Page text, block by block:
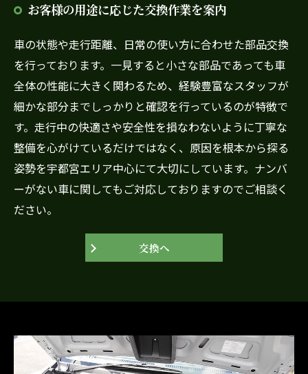
お客様の用途に応じた交換作業を案内
車の状態や走行距離、日常の使い方に合わせた部品交換
を行っております。一見すると小さな部品であっても車
全体の性能に大きく関わるため、経験豊富なスタッフが
細かな部分までしっかりと確認を行っているのが特徴で
す。走行中の快適さや安全性を損なわないように丁寧な
整備を心がけているだけではなく、原因を根本から探る
姿勢を宇都宮エリア中心にて大切にしています。ナンバ
ーがない車に関してもご対応しておりますのでご相談く
ださい。
交換へ